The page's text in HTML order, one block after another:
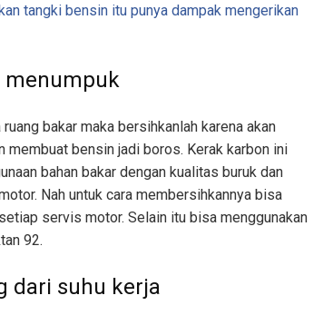
tangki bensin itu punya dampak mengerikan
menumpuk
bakar maka bersihkanlah karena akan
membuat bensin jadi boros. Kerak karbon ini
bahan bakar dengan kualitas buruk dan
Nah untuk cara membersihkannya bisa
servis motor. Selain itu bisa menggunakan
92.
dari suhu kerja